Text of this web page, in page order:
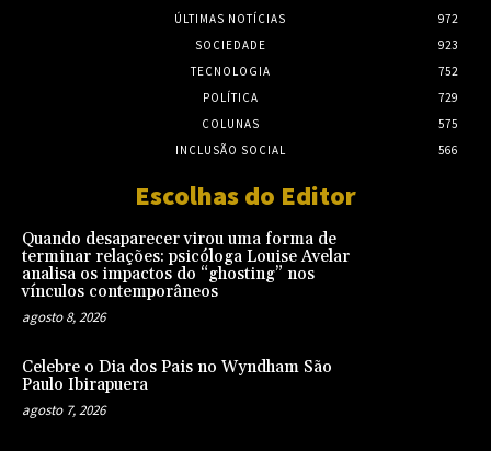
ÚLTIMAS NOTÍCIAS
972
SOCIEDADE
923
TECNOLOGIA
752
POLÍTICA
729
COLUNAS
575
INCLUSÃO SOCIAL
566
Escolhas do Editor
Quando desaparecer virou uma forma de
terminar relações: psicóloga Louise Avelar
analisa os impactos do “ghosting” nos
vínculos contemporâneos
agosto 8, 2026
Celebre o Dia dos Pais no Wyndham São
Paulo Ibirapuera
agosto 7, 2026